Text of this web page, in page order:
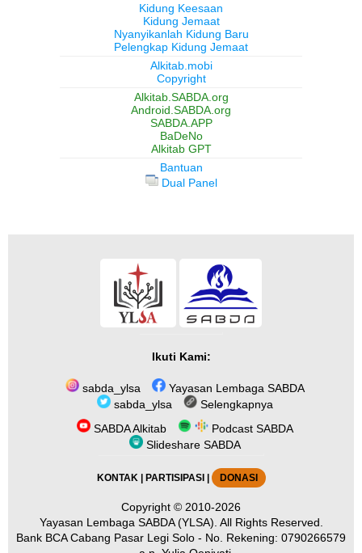
Kidung Keesaan
Kidung Jemaat
Nyanyikanlah Kidung Baru
Pelengkap Kidung Jemaat
Alkitab.mobi
Copyright
Alkitab.SABDA.org
Android.SABDA.org
SABDA.APP
BaDeNo
Alkitab GPT
Bantuan
Dual Panel
Ikuti Kami:
sabda_ylsa
Yayasan Lembaga SABDA
sabda_ylsa
Selengkapnya
SABDA Alkitab
Podcast SABDA
Slideshare SABDA
KONTAK| PARTISIPASI DONASI
Copyright © 2010-2026
Yayasan Lembaga SABDA (YLSA). All Rights Reserved.
Bank BCA Cabang Pasar Legi Solo - No. Rekening: 0790266579